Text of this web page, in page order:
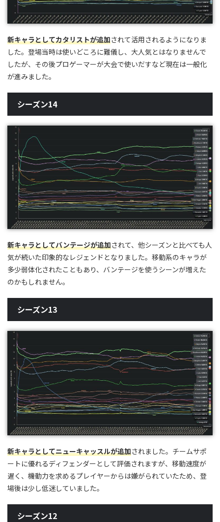
新キャラとしてカタリストが追加されて活用されるようになりま
した。登場当時は使いどころに難儀し、大人気とはなりませんで
したが、その後プロゲーマーが大会で使いだすなど現在は一般化
が進みました。
シーズン14
新キャラとしてバンテージが追加されて、他シーズンと比べても人
気が続いた印象的なレジェンドとなりました。移動系のキャラが
多少弱体化されたこともあり、バンテージを使うシーンが増えた
のかもしれません。
シーズン13
新キャラとしてニューキャッスルが追加されました。チームサポ
ートに優れるディフェンダーとして評価されますが、移動速度が
遅く、機動力を求めるプレイヤーからは嫌がられていたため、登
場後は少し低迷していました。
シーズン12